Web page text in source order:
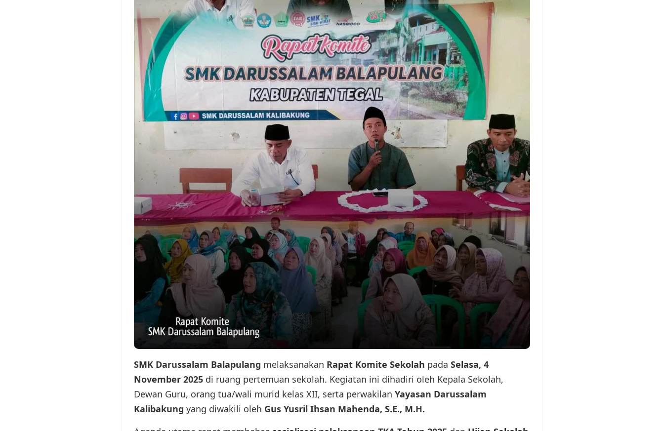
SMK Darussalam Balapulang melaksanakan Rapat Komite Sekolah pada Selasa, 4
November 2025 di ruang pertemuan sekolah. Kegiatan ini dihadiri oleh Kepala Sekolah,
Dewan Guru, orang tua/wali murid kelas XII, serta perwakilan Yayasan Darussalam
Kalibakung yang diwakili oleh Gus Yusril Ihsan Mahenda, S.E., M.H.